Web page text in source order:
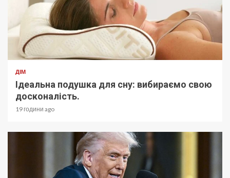
ДІМ
Ідеальна подушка для сну: вибираємо свою
досконалість.
19 години ago